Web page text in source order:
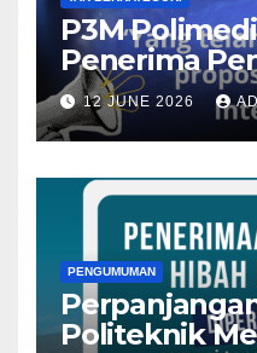
P3M
Penerima
Internal
Pengabdian
12 JUNE 2026
PENGUMUMAN
Politeknik